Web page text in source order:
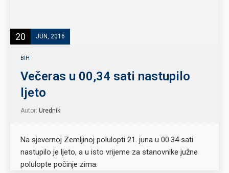
20 JUN, 2016
BIH
Večeras u 00,34 sati nastupilo
ljeto
Autor: Urednik
Na sjevernoj Zemljinoj polulopti 21. juna u 00.34 sati
nastupilo je ljeto, a u isto vrijeme za stanovnike južne
polulopte počinje zima.